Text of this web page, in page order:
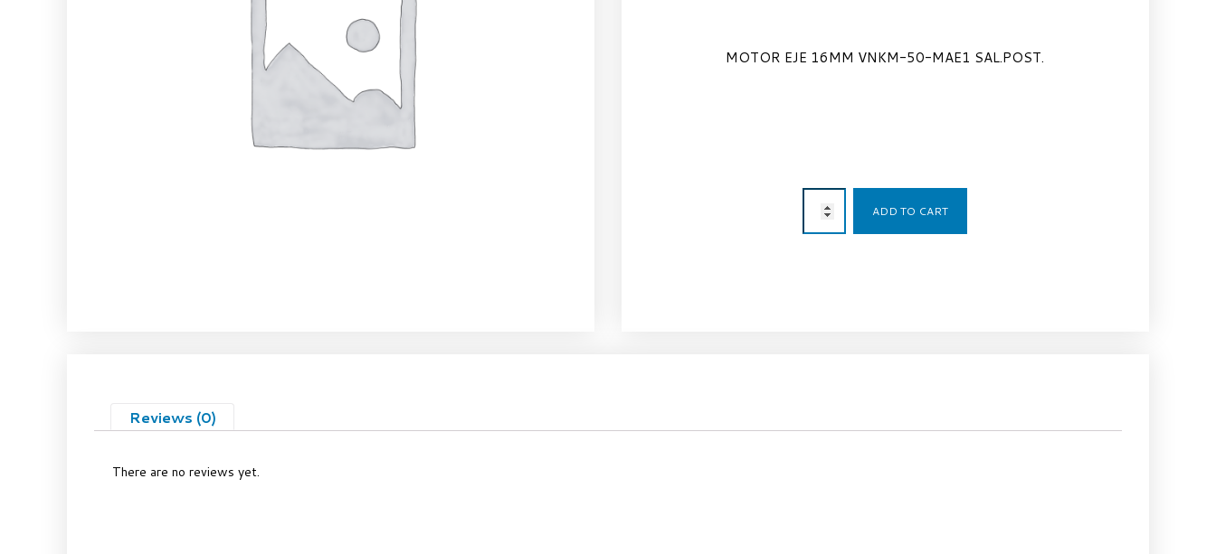
MOTOR EJE 16MM VNKM-50-MAE1 SAL.POST.
ADD TO CART
Reviews (0)
There are no reviews yet.